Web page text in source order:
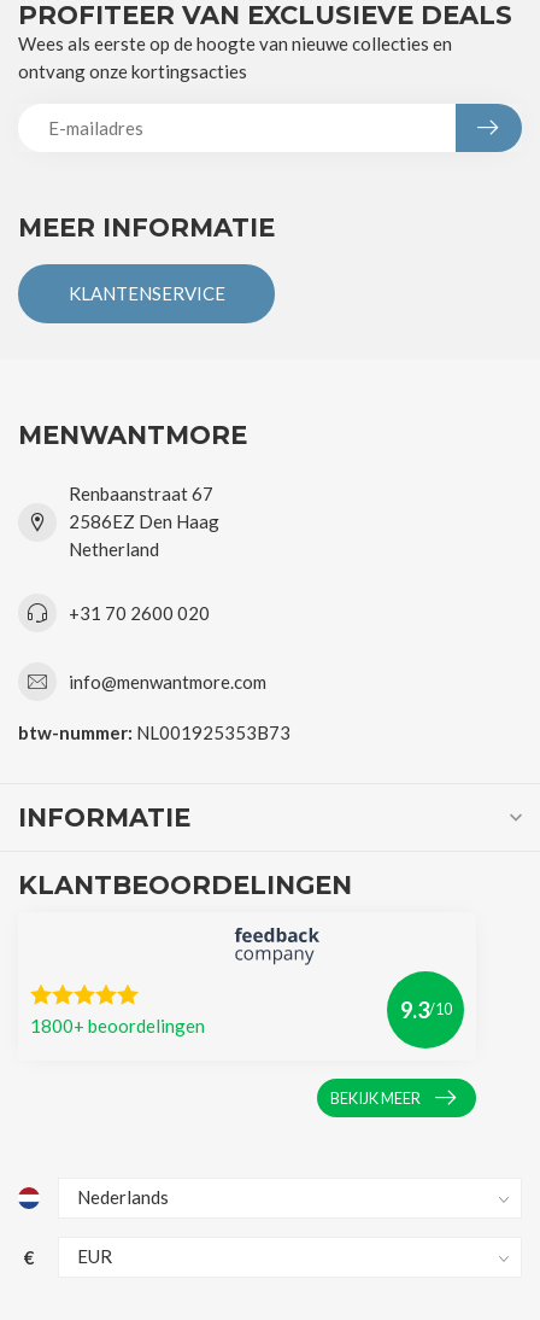
MEER INFORMATIE
KLANTENSERVICE
PROFITEER VAN EXCLUSIEVE DEALS
Wees als eerste op de hoogte van nieuwe collecties en
ontvang onze kortingsacties
MENWANTMORE
Renbaanstraat 67
2586EZ Den Haag
Netherland
+31 70 2600 020
info@menwantmore.com
btw-nummer: NL001925353B73
INFORMATIE
KLANTBEOORDELINGEN
1800+ beoordelingen
9.3/10
BEKIJK MEER
€